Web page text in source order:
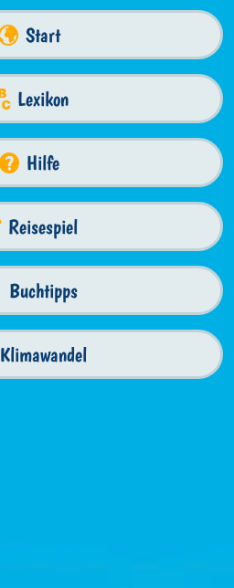
Start
Lexikon
Hilfe
Reisespiel
Buchtipps
Klimawandel